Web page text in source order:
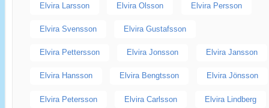
Elvira Larsson Elvira Olsson Elvira Persson
Elvira Svensson Elvira Gustafsson
Elvira Pettersson Elvira Jonsson Elvira Jansson
Elvira Hansson Elvira Bengtsson Elvira Jönsson
Elvira Petersson Elvira Carlsson Elvira Lindberg